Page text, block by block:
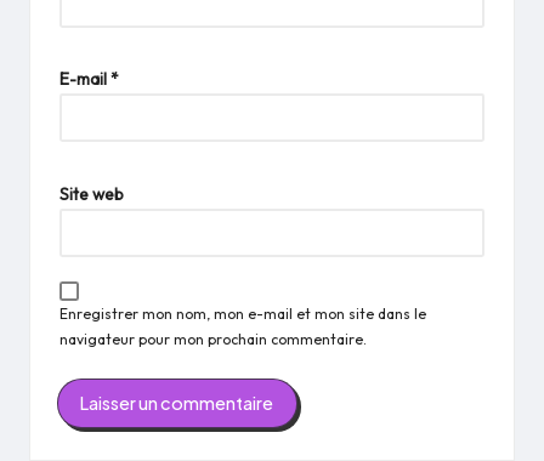
E-mail*
Site web
Enregistrer mon nom, mon e-mail et mon site dans le
navigateur pour mon prochain commentaire.